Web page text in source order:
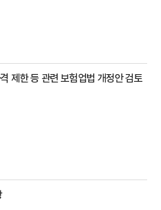
제한 등 관련 보험업법 개정안 검토